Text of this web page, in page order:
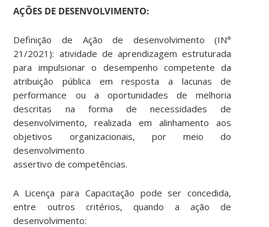
AÇÕES DE DESENVOLVIMENTO:
Definição de Ação de desenvolvimento (IN°
21/2021): atividade de aprendizagem estruturada
para impulsionar o desempenho competente da
atribuição pública em resposta a lacunas de
performance ou a oportunidades de melhoria
descritas na forma de necessidades de
desenvolvimento, realizada em alinhamento aos
objetivos organizacionais, por meio do
desenvolvimento
assertivo de competências.
A Licença para Capacitação pode ser concedida,
entre outros critérios, quando a ação de
desenvolvimento: